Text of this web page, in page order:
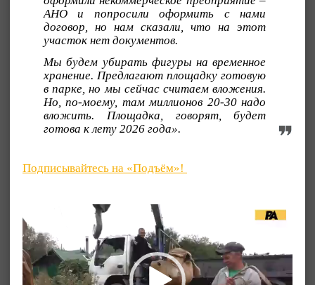
АНО и попросили оформить с нами
договор, но нам сказали, что на этот
участок нет документов.
Мы будем убирать фигуры на временное
хранение. Предлагают площадку готовую
в парке, но мы сейчас считаем вложения.
Но, по-моему, там миллионов 20-30 надо
вложить. Площадка, говорят, будет
готова к лету 2026 года».
Подписывайтесь на «Подъём»!